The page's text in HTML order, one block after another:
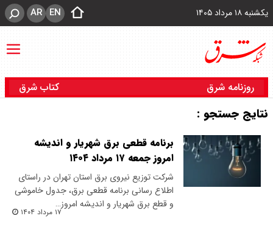
یکشنبه ۱۸ مرداد ۱۴۰۵ EN
AR
روزنامه شرق کتاب شرق
نتایج جستجو :
برنامه قطعی برق شهریار و اندیشه
امروز جمعه ۱۷ مرداد ۱۴۰۴
شرکت توزیع نیروی برق استان تهران در راستای
اطلاع رسانی برنامه قطعی برق، جدول خاموشی
و قطع برق شهریار و اندیشه امروز…
۱۷ مرداد ۱۴۰۴